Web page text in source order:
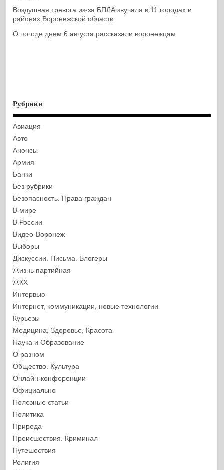
Воздушная тревога из-за БПЛА звучала в 11 городах и
районах Воронежской области
О погоде днем 6 августа рассказали воронежцам
Рубрики
Авиация
Авто
Анонсы
Армия
Банки
Без рубрики
Безопасность. Права граждан
В мире
В России
Видео-Воронеж
Выборы
Дискуссии. Письма. Блогеры
Жизнь партийная
ЖКХ
Интервью
Интернет, коммуникации, новые технологии
Курьезы
Медицина, Здоровье, Красота
Наука и Образование
О разном
Общество. Культура
Онлайн-конференции
Официально
Полезные статьи
Политика
Природа
Происшествия. Криминал
Путешествия
Религия